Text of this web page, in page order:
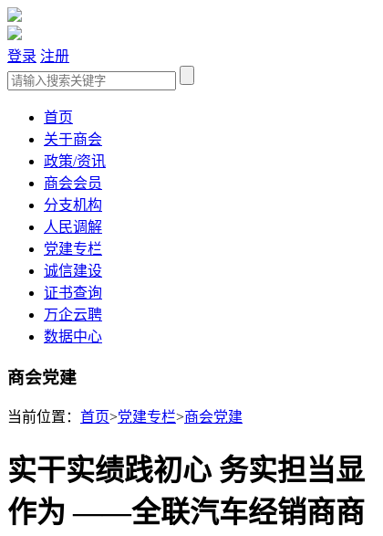
登录 注册
首页
关于商会
政策/资讯
商会会员
分支机构
人民调解
党建专栏
诚信建设
证书查询
万企云聘
数据中心
商会党建
当前位置： 首页>党建专栏>商会党建
实干实绩践初心 务实担当显
作为 ——全联汽车经销商商